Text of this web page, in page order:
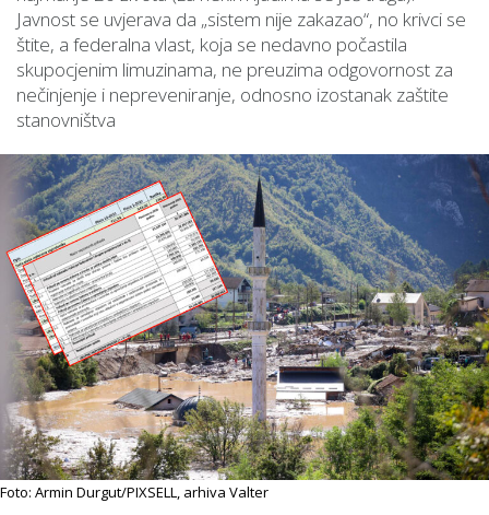
Javnost se uvjerava da „sistem nije zakazao“, no krivci se
štite, a federalna vlast, koja se nedavno počastila
skupocjenim limuzinama, ne preuzima odgovornost za
nečinjenje i nepreveniranje, odnosno izostanak zaštite
stanovništva
Foto: Armin Durgut/PIXSELL, arhiva Valter